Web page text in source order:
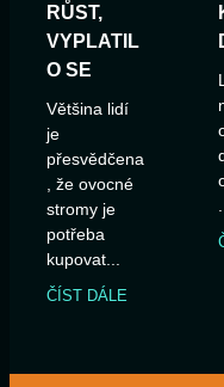
RŮST,
VYPLATIL
O SE
Většina lidí
je
přesvědčena
, že ovocné
stromy je
potřeba
kupovat...
ČÍST DÁLE